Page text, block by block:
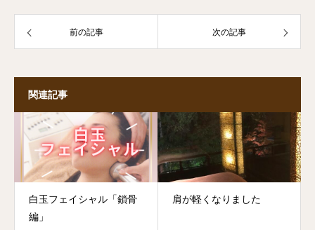
前の記事 次の記事
関連記事
白玉フェイシャル「鎖骨
編」
肩が軽くなりました